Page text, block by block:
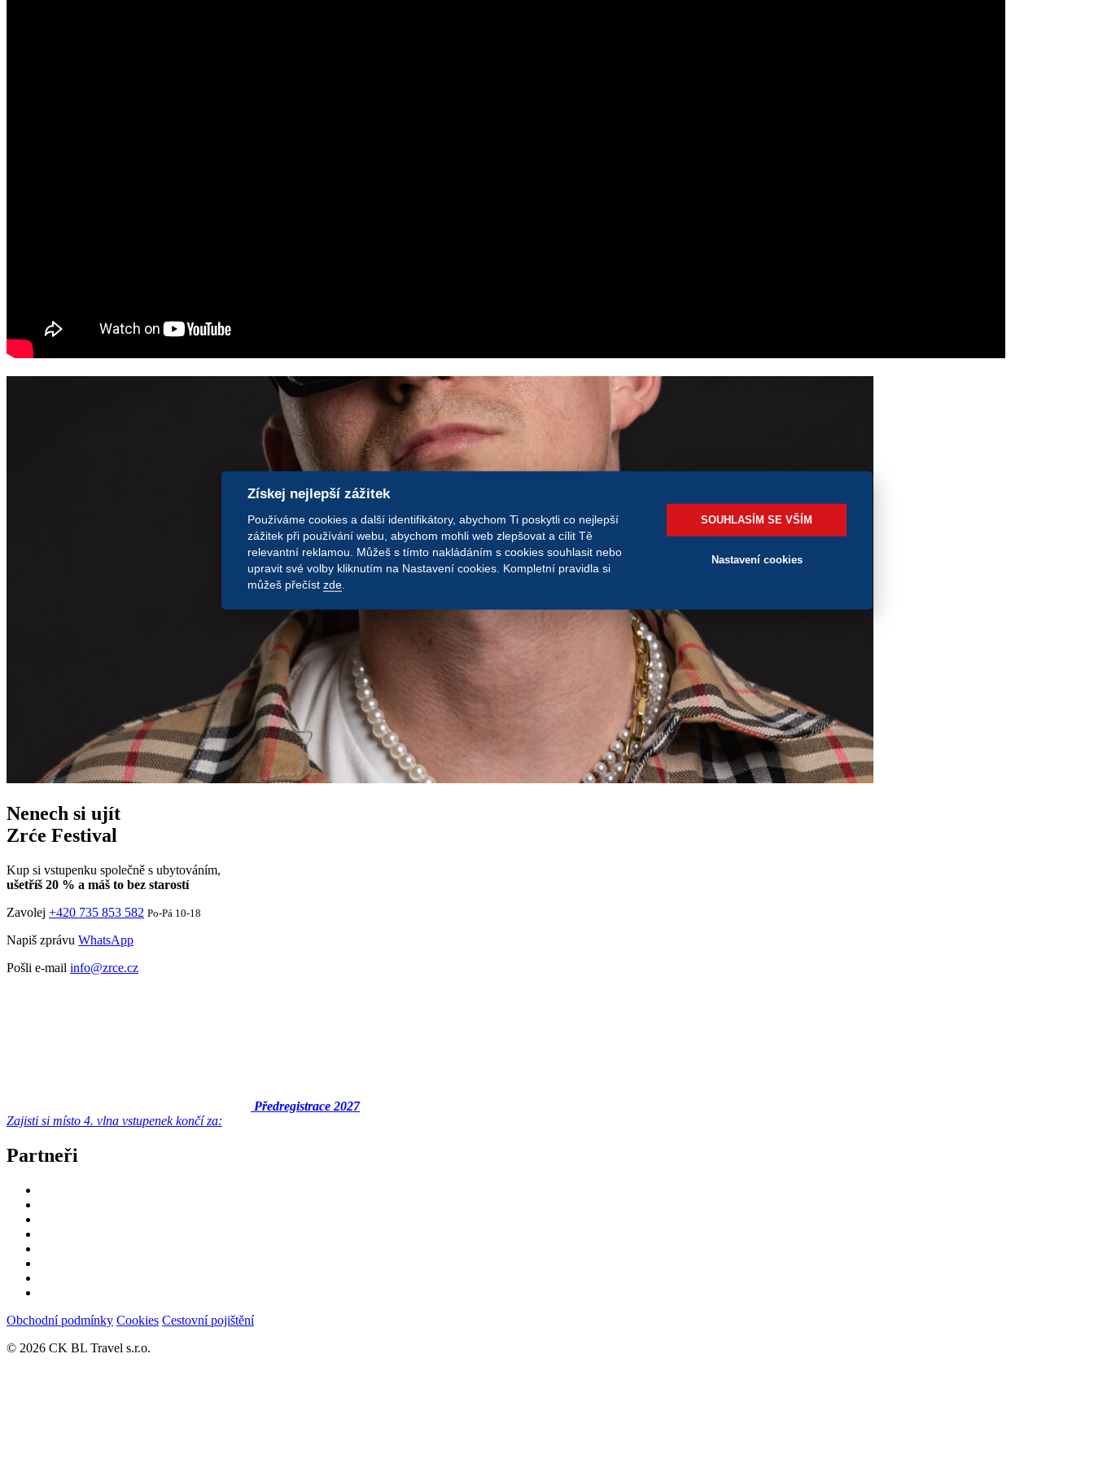
Nenech si ujít
Zrće Festival
Kup si vstupenku společně s ubytováním,
ušetříš 20 % a máš to bez starostí
Zavolej +420 735 853 582 Po-Pá 10-18
Napiš zprávu WhatsApp
Pošli e-mail info@zrce.cz
Předregistrace 2027
Zajisti si místo 4. vlna vstupenek končí za:
Partneři
Obchodní podmínky Cookies Cestovní pojištění
© 2026 CK BL Travel s.r.o.
Získej nejlepší zážitek
Používáme cookies a další identifikátory, abychom Ti poskytli co nejlepší
zážitek při používání webu, abychom mohli web zlepšovat a cílit Tě
relevantní reklamou. Můžeš s tímto nakládáním s cookies souhlasit nebo
upravit své volby kliknutím na Nastavení cookies. Kompletní pravidla si
můžeš přečíst zde
SOUHLASÍM SE VŠÍM
Nastavení cookies